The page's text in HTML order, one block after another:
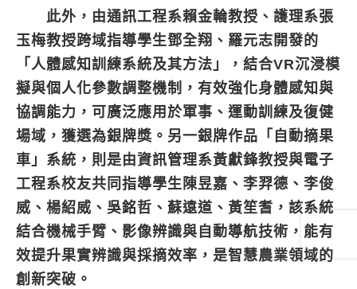
此外，由通訊工程系賴金輪教授、護理系張
玉梅教授跨域指導學生鄧全翔、羅元志開發的
「人體感知訓練系統及其方法」，結合VR沉浸模
擬與個人化參數調整機制，有效強化身體感知與
協調能力，可廣泛應用於軍事、運動訓練及復健
場域，獲選為銀牌獎。另一銀牌作品「自動摘果
車」系統，則是由資訊管理系黃獻鋒教授與電子
工程系校友共同指導學生陳昱嘉、李羿德、李俊
威、楊紹威、吳銘哲、蘇遠道、黃笙耆，該系統
結合機械手臂、影像辨識與自動導航技術，能有
效提升果實辨識與採摘效率，是智慧農業領域的
創新突破。